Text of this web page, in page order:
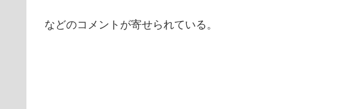
などのコメントが寄せられている。